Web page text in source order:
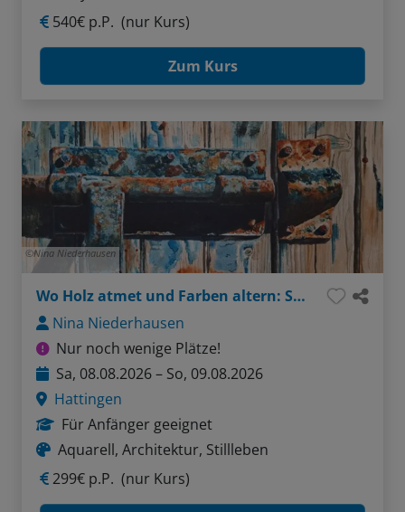
540€ p.P. (nur Kurs)
Zum Kurs
Nina Niederhausen
Wo Holz atmet und Farben altern: Strukturen im Aquarell
Nina Niederhausen
Nur noch wenige Plätze!
Sa, 08.08.2026 – So, 09.08.2026
Hattingen
Für Anfänger geeignet
Aquarell, Architektur, Stillleben
299€ p.P. (nur Kurs)